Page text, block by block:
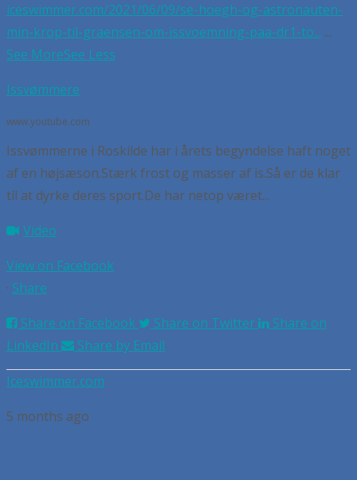
iceswimmer.com/2021/06/09/se-hoegh-og-astronauten-
min-krop-til-graensen-om-issvoemning-paa-dr1-to... ...
See MoreSee Less
Issvømmere
www.youtube.com
Issvømmerne i Roskilde har i årets begyndelse haft noget
af en højsæson.Stærk frost og masser af is.Så er de klar
til at dyrke deres sport.De har netop været...
Video
View on Facebook
· Share
Share on Facebook
Share on Twitter
Share on
LinkedIn
Share by Email
Iceswimmer.com
5 months ago